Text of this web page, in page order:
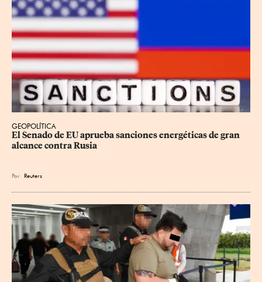
GEOPOLÍTICA
El Senado de EU aprueba sanciones energéticas de gran
alcance contra Rusia
Por Reuters